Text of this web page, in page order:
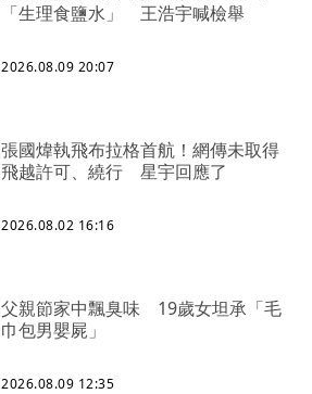
「生理食鹽水」 王浩宇喊檢舉
2026.08.09 20:07
張國煒執飛布拉格首航！網傳未取得
飛越許可、繞行 星宇回應了
2026.08.02 16:16
父親節家中飄臭味 19歲女坦承「毛
巾包男嬰屍」
2026.08.09 12:35